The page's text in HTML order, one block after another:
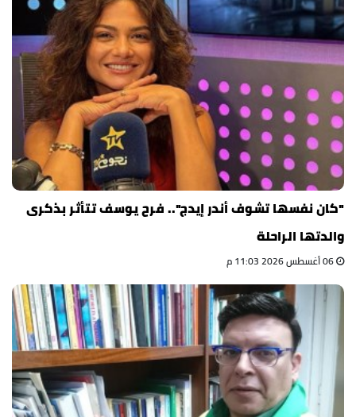
"كان نفسها تشوف أندر إيدج".. فرح يوسف تتأثر بذكرى
والدتها الراحلة